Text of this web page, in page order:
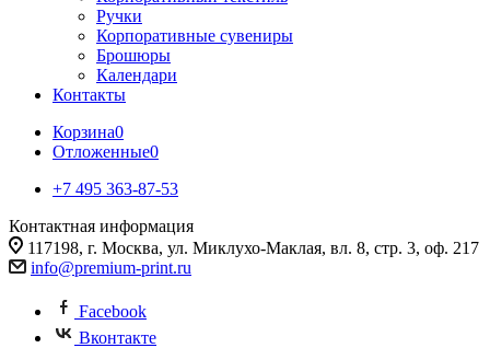
Ручки
Корпоративные сувениры
Брошюры
Календари
Контакты
Корзина0
Отложенные0
+7 495 363-87-53
Контактная информация
117198, г. Москва, ул. Миклухо-Маклая, вл. 8, стр. 3, оф. 217
info@premium-print.ru
Facebook
Вконтакте